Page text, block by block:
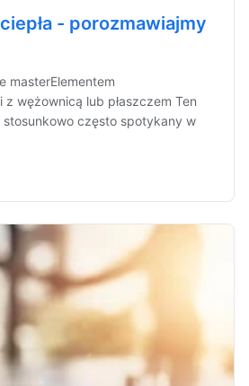
- porozmawiajmy
masterElementem
wężownicą lub płaszczem Ten
często spotykany w